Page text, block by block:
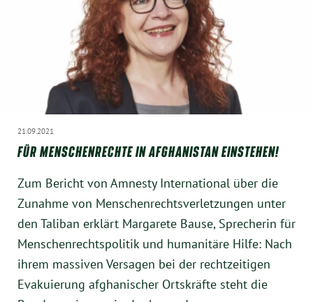
21.09.2021
FÜR MENSCHENRECHTE IN AFGHANISTAN EINSTEHEN!
Zum Bericht von Amnesty International über die
Zunahme von Menschenrechtsverletzungen unter
den Taliban erklärt Margarete Bause, Sprecherin für
Menschenrechtspolitik und humanitäre Hilfe: Nach
ihrem massiven Versagen bei der rechtzeitigen
Evakuierung afghanischer Ortskräfte steht die